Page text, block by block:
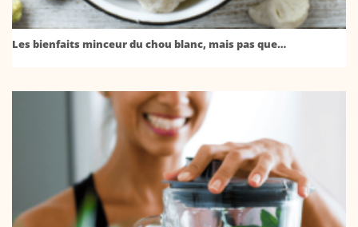
Les bienfaits minceur du chou blanc, mais pas que…